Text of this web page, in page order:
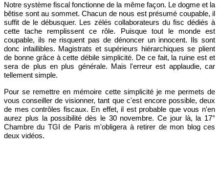
Notre système fiscal fonctionne de la même façon. Le dogme et la
bêtise sont au sommet. Chacun de nous est présumé coupable, il
suffit de le débusquer. Les zélés collaborateurs du fisc dédiés à
cette tache remplissent ce rôle. Puisque tout le monde est
coupable, ils ne risquent pas de dénoncer un innocent. Ils sont
donc infaillibles. Magistrats et supérieurs hiérarchiques se plient
de bonne grâce à cette débile simplicité. De ce fait, la ruine est et
sera de plus en plus générale. Mais l'erreur est applaudie, car
tellement simple.
Pour se remettre en mémoire cette simplicité je me permets de
vous conseiller de visionner, tant que c'est encore possible, deux
de mes contrôles fiscaux. En effet, il est probable que vous n'en
aurez plus la possibilité dès le 30 novembre. Ce jour là, la 17°
Chambre du TGI de Paris m'obligera à retirer de mon blog ces
deux vidéos.